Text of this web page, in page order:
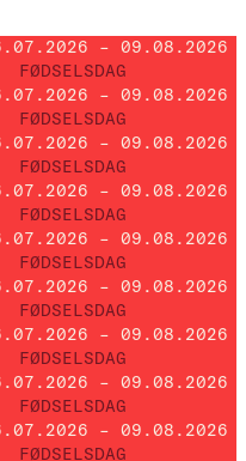
– 09.08.2026
FØDSELSDAG
– 09.08.2026
FØDSELSDAG
– 09.08.2026
FØDSELSDAG
– 09.08.2026
FØDSELSDAG
– 09.08.2026
FØDSELSDAG
– 09.08.2026
FØDSELSDAG
– 09.08.2026
FØDSELSDAG
– 09.08.2026
FØDSELSDAG
– 09.08.2026
FØDSELSDAG